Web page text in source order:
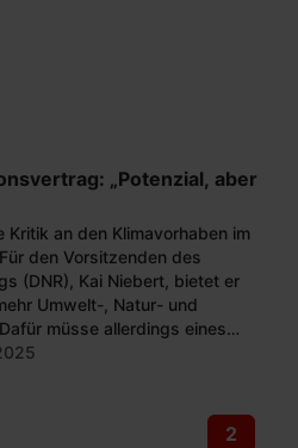
„Potenzial, aber
an den Klimavorhaben im
den Vorsitzenden des
(DNR), Kai Niebert, bietet er
Umwelt-, Natur- und
müsse allerdings eines
2